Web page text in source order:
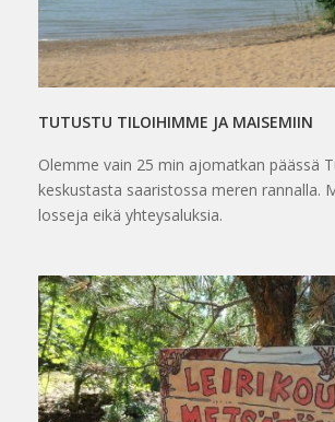
TUTUSTU TILOIHIMME JA MAISEMIIN
Olemme vain 25 min ajomatkan päässä
keskustasta saaristossa meren rannalla.
losseja eikä yhteysaluksia.